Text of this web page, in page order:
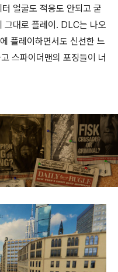
얼굴도 적응도 안되고 굳
그대로 플레이. DLC는 나오
플레이하면서도 신선한 느
스파이더맨의 포징들이 너